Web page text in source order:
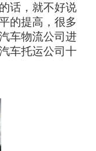
话，就不好说
的提高，很多
车物流公司进
车托运公司十